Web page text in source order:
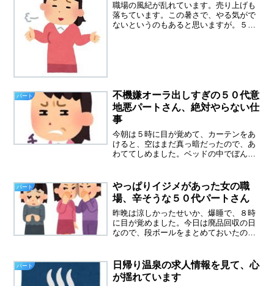
職場の風紀が乱れています。売り上げも
落ちています。この暑さで、やる気がで
ないというのもあると思いますが。５０
パート
不機嫌オーラ出しすぎの５０代意
地悪パートさん、絶対やらない仕
事
今朝は５時に目が覚めて、カーテンをあ
けると、空はまだ真っ暗だったので、あ
わててしめました。ベッドの中でぼんや
朝だったので、気持ちもどんより。外は
寒くて、初めて手袋をして...
パート
やっぱりイジメがあった女の職
場、辛そうな５０代パートさん
昨晩は涼しかったせいか、爆睡で、８時
に目が覚めました。今日は廃品回収の日
なので、段ボールをまとめておいたので
おきます。やはり、イジメがあった。忙
しくて、人間関係に悩む暇が...
パート
日帰り温泉の求人情報を見て、心
が揺れています